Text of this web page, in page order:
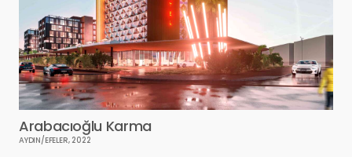
Arabacıoğlu Karma
AYDIN/EFELER, 2022